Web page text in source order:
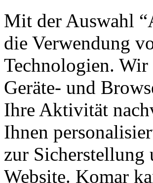
Mit der Auswahl
die Verwendung
Technologien. Wir
Geräte- und
Ihre Aktivität
Ihnen
zur Sicherstellung
Website. Komar